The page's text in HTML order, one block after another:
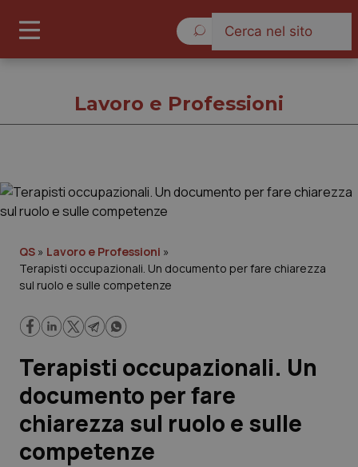
Governo e Parlamento
Regioni e Asl
Lavoro e Professioni
Scienza e Farmaci
Studi e Analisi
Lavoro e Professioni
QS » Lavoro e Professioni »
Terapisti occupazionali. Un documento per fare chiarezza
sul ruolo e sulle competenze
Terapisti occupazionali. Un
documento per fare
chiarezza sul ruolo e sulle
competenze